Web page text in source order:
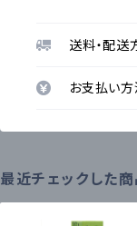
送料・配送
お支払い方
最近チェックした商